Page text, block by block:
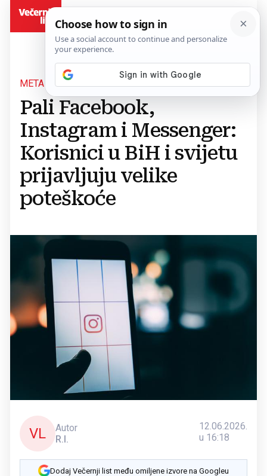
META U PROBLEMIMA
Pali Facebook,
Instagram i Messenger:
Korisnici u BiH i svijetu
prijavljuju velike
poteškoće
VL
Autor
R.I.
12.06.2026.
u 16:18
Dodaj Večernji list među omiljene izvore na Googleu